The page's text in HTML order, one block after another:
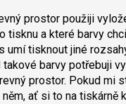
prostor použiji
tisknu a které barvy
umí tisknout jiné
takové barvy potřebuji
prostor. Pokud mi
ať si to na tiskárně